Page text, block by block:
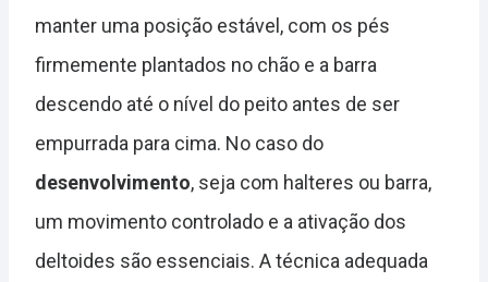
manter uma posição estável, com os pés
firmemente plantados no chão e a barra
descendo até o nível do peito antes de ser
empurrada para cima. No caso do
desenvolvimento, seja com halteres ou barra,
um movimento controlado e a ativação dos
deltoides são essenciais. A técnica adequada